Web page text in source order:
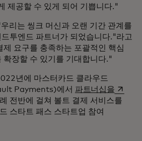
제공할 수 있게 되어 기쁩니다."
리는 씽크 머신과 오랜 기간 관계를
투엔드 파트너가 되었습니다."라고
요구를 충족하는 포괄적인 핵심
확장할 수 있기를 기대합니다."
년에 마스터카드 클라우드
Payments)에서 파트너십을새 탭에
전반에 걸쳐 볼트 결제 서비스를
스타트 패스 스타트업 참여